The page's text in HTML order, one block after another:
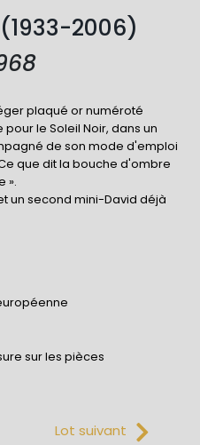
2006)
plaqué or numéroté
le Soleil Noir, dans un
de son mode d'emploi
que dit la bouche d'ombre
».
un second mini-David déjà
sur les pièces
Lot suivant